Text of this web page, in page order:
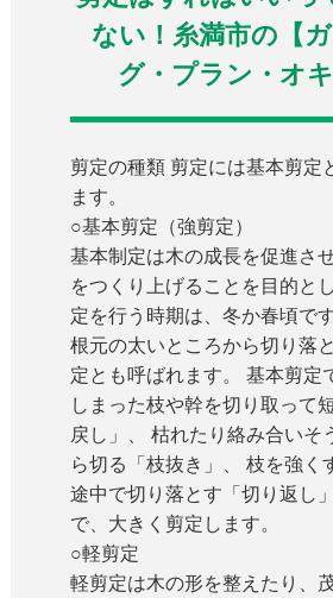
ない！糸満市の【
グ・プラン・オキ
剪定の種類 剪定には基本剪定
ます。
○基本剪定（強剪定）
基本制定は木の成長を促進さ
をつくり上げることを目的と
定を行う時期は、冬か春頃で
根元の太いところから切り落
定とも呼ばれます。 基本剪定
しまった枝や幹を切り取って
戻し」、 枯れたり絡み合いそ
ら切る「枝抜き」、 枝を強く
途中で切り落とす「切り返し
で、大きく剪定します。
○軽剪定
軽剪定は木の形を整えたり、